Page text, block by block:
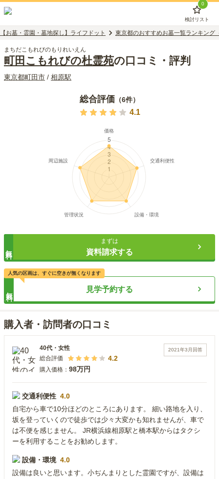
0
検討リスト
【お墓・霊園・墓地探し】ライフドット 東京都のおすすめお墓一覧ランキング
まちだこもれびのもりれいえん
町田こもれびの杜霊苑の口コミ・評判
東京都町田市 / 相原駅
総合評価 （6件）
4.1
まずは
資料請求する
見学予約する
人気の区画は、すぐに空きが無くなります
購入者・訪問者の口コミ
2021年3月 回答
40代 ・ 女性
総合評価
4.2
購入価格： 98万円
交通利便性 4.0
自宅から車で10分ほどのところにあります。 細い路地を入り、
坂を登っていくので徒歩では少々大変かも知れませんが、車で
は不便を感じません。 JR横浜線相原駅と橋本駅からはタクシ
ーを利用することをお勧めします。
設備・環境 4.0
設備は良いと思います。小ぢんまりとした霊園ですが、設備は